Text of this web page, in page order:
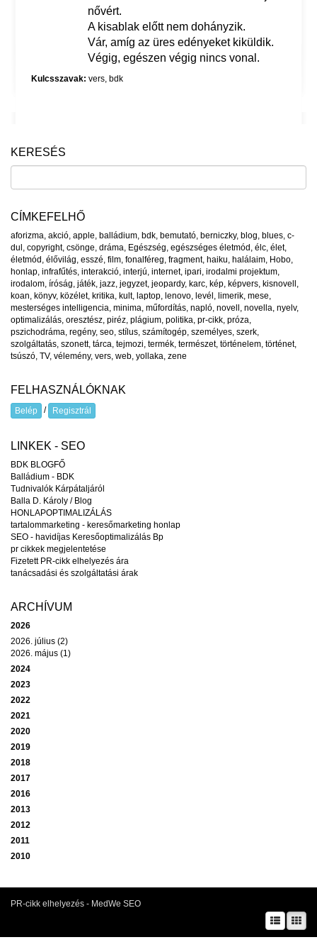
nővért.
A kisablak előtt nem dohányzik.
Vár, amíg az üres edényeket kiküldik.
Végig, egészen végig nincs vonal.
Kulcsszavak: vers bdk
KERESÉS
CÍMKEFELHŐ
aforizma akció apple balládium bdk bemutató berniczky, blog blues c-
dul copyright, csönge dráma Egészség egészséges életmód élc élet,
életmód élővilág esszé film fonalféreg fragment, haiku halálaim Hobo
honlap infrafűtés interakció interjú internet, ipari irodalmi projektum
irodalom íróság játék jazz jegyzet, jeopardy, karc kép képvers kisnovell
koan könyv, közélet, kritika kult, laptop lenovo levél limerik mese
mesterséges intelligencia minima műfordítás napló novell novella nyelv,
optimalizálás oresztész piréz plágium politika pr-cikk próza
pszichodráma regény, seo stílus számítogép személyes szerk
szolgáltatás szonett, tárca tejmozi termék természet, történelem történet,
tsúszó TV, vélemény, vers web yollaka zene
FELHASZNÁLÓKNAK
Belép / Regisztrál
LINKEK - SEO
BDK BLOGFŐ
Balládium - BDK
Tudnivalók Kárpátaljáról
Balla D. Károly / Blog
HONLAPOPTIMALIZÁLÁS
tartalommarketing - keresőmarketing honlap
SEO - havidíjas Keresőoptimalizálás Bp
pr cikkek megjelentetése
Fizetett PR-cikk elhelyezés ára
tanácsadási és szolgáltatási árak
ARCHÍVUM
2026
2026. július (2)
2026. május (1)
2024
2023
2022
2021
2020
2019
2018
2017
2016
2013
2012
2011
2010
PR-cikk elhelyezés - MedWe SEO